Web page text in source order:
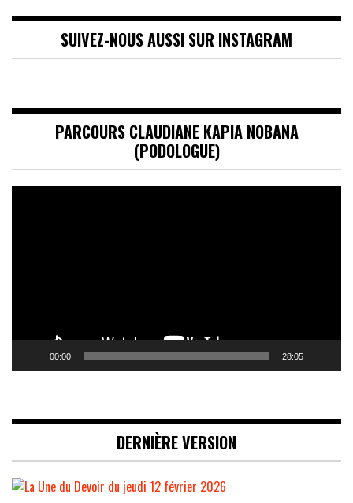
SUIVEZ-NOUS AUSSI SUR INSTAGRAM
PARCOURS CLAUDIANE KAPIA NOBANA
(PODOLOGUE)
00:00 28:05
DERNIÈRE VERSION